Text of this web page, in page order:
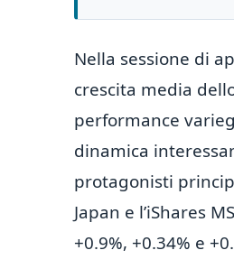
Nella sessione di
crescita media
performance
dinamica
protagonisti
Japan e l’iShares
+0.9%, +0.34% e